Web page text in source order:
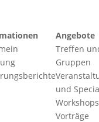
Angebote
Treffen
Gruppen
und
Vorträge